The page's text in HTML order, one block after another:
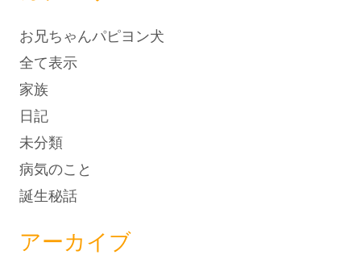
お兄ちゃんパピヨン犬
全て表示
家族
日記
未分類
病気のこと
誕生秘話
アーカイブ